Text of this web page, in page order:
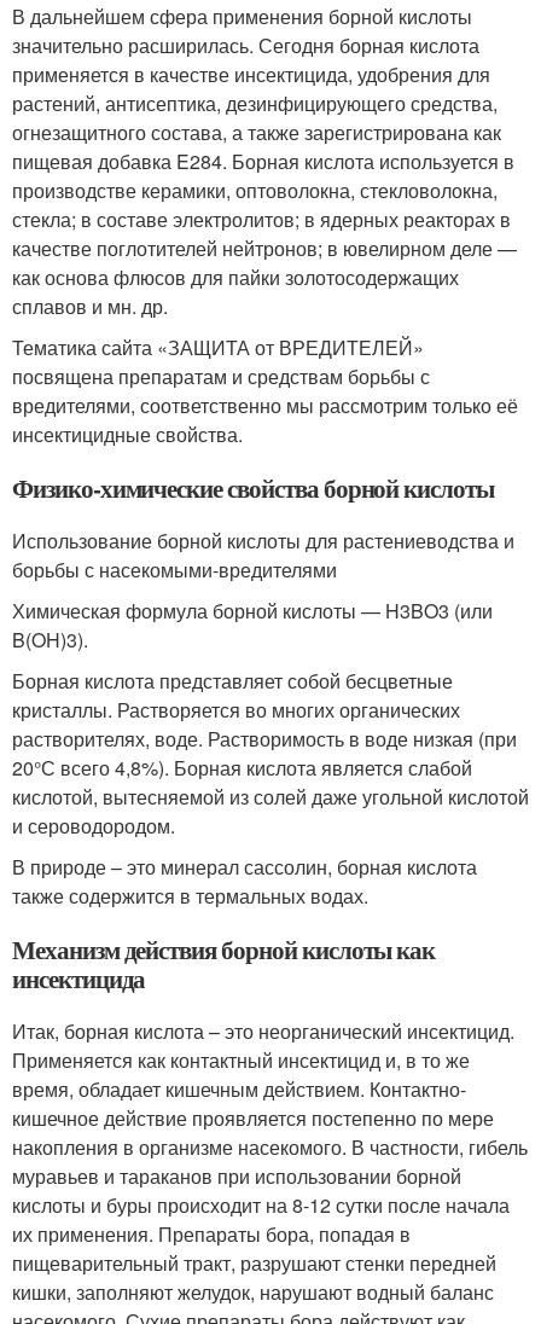
В дальнейшем сфера применения борной кислоты
значительно расширилась. Сегодня борная кислота
применяется в качестве инсектицида, удобрения для
растений, антисептика, дезинфицирующего средства,
огнезащитного состава, а также зарегистрирована как
пищевая добавка E284. Борная кислота используется в
производстве керамики, оптоволокна, стекловолокна,
стекла; в составе электролитов; в ядерных реакторах в
качестве поглотителей нейтронов; в ювелирном деле —
как основа флюсов для пайки золотосодержащих
сплавов и мн. др.
Тематика сайта «ЗАЩИТА от ВРЕДИТЕЛЕЙ»
посвящена препаратам и средствам борьбы с
вредителями, соответственно мы рассмотрим только её
инсектицидные свойства.
Физико-химические свойства борной кислоты
Использование борной кислоты для растениеводства и
борьбы с насекомыми-вредителями
Химическая формула борной кислоты — H3BO3 (или
B(OH)3).
Борная кислота представляет собой бесцветные
кристаллы. Растворяется во многих органических
растворителях, воде. Растворимость в воде низкая (при
20°С всего 4,8%). Борная кислота является слабой
кислотой, вытесняемой из солей даже угольной кислотой
и сероводородом.
В природе – это минерал сассолин, борная кислота
также содержится в термальных водах.
Механизм действия борной кислоты как
инсектицида
Итак, борная кислота – это неорганический инсектицид.
Применяется как контактный инсектицид и, в то же
время, обладает кишечным действием. Контактно-
кишечное действие проявляется постепенно по мере
накопления в организме насекомого. В частности, гибель
муравьев и тараканов при использовании борной
кислоты и буры происходит на 8-12 сутки после начала
их применения. Препараты бора, попадая в
пищеварительный тракт, разрушают стенки передней
кишки, заполняют желудок, нарушают водный баланс